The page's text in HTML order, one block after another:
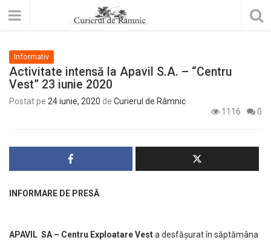
Informativ
Activitate intensă la Apavil S.A. – “Centru
Vest” 23 iunie 2020
Postat pe 24 iunie, 2020 de Curierul de Râmnic
1116
0
INFORMARE DE PRESĂ
APAVIL SA – Centru Exploatare Vesta desfăşurat în săptămâna